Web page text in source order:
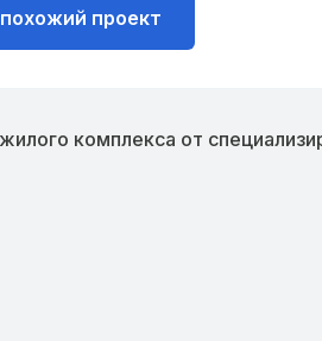
проект
комплекса от